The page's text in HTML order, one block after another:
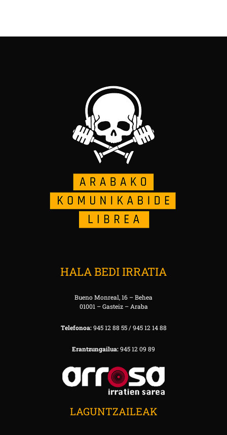
HALA BEDI IRRATIA
Bueno Monreal, 16 – Behea
01001 – Gasteiz – Araba
Telefonoa:945 12 88 55 / 945 12 14 88
Erantzungailua:945 12 09 89
LAGUNTZAILEAK